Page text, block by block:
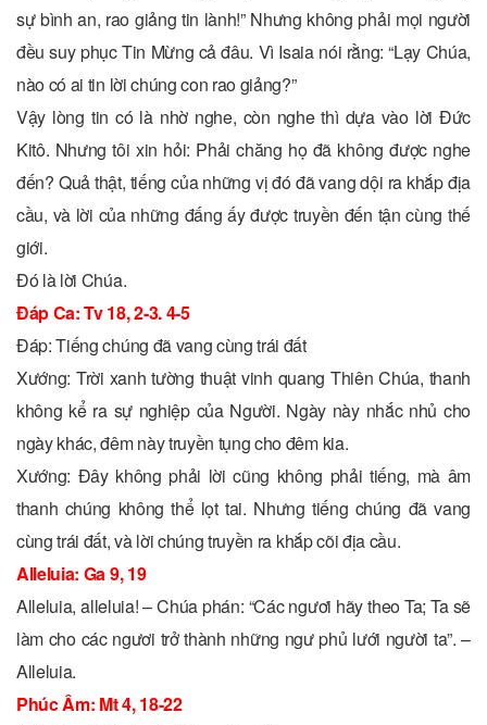
sự bình an, rao giảng tin lành!” Nhưng không phải mọi người
đều suy phục Tin Mừng cả đâu. Vì Isaia nói rằng: “Lạy Chúa,
nào có ai tin lời chúng con rao giảng?”
Vậy lòng tin có là nhờ nghe, còn nghe thì dựa vào lời Ðức
Kitô. Nhưng tôi xin hỏi: Phải chăng họ đã không được nghe
đến? Quả thật, tiếng của những vị đó đã vang dội ra khắp địa
cầu, và lời của những đấng ấy được truyền đến tận cùng thế
giới.
Ðó là lời Chúa.
Ðáp Ca: Tv 18, 2-3. 4-5
Ðáp: Tiếng chúng đã vang cùng trái đất
Xướng: Trời xanh tường thuật vinh quang Thiên Chúa, thanh
không kể ra sự nghiệp của Người. Ngày này nhắc nhủ cho
ngày khác, đêm này truyền tụng cho đêm kia.
Xướng: Ðây không phải lời cũng không phải tiếng, mà âm
thanh chúng không thể lọt tai. Nhưng tiếng chúng đã vang
cùng trái đất, và lời chúng truyền ra khắp cõi địa cầu.
Alleluia: Ga 9, 19
Alleluia, alleluia! – Chúa phán: “Các ngươi hãy theo Ta; Ta sẽ
làm cho các ngươi trở thành những ngư phủ lưới người ta”. –
Alleluia.
Phúc Âm: Mt 4, 18-22